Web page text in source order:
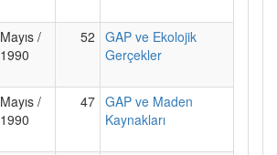
Mayıs /
1990
52 GAP ve Ekolojik
Gerçekler
Mayıs /
1990
47 GAP ve Maden
Kaynakları